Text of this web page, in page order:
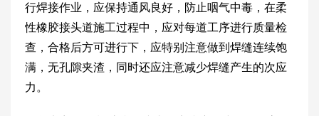
行焊接作业，应保持通风良好，防止咽气中毒，在柔
性橡胶接头道施工过程中，应对每道工序进行质量检
查，合格后方可进行下，应特别注意做到焊缝连续饱
满，无孔隙夹渣，同时还应注意减少焊缝产生的次应
力。